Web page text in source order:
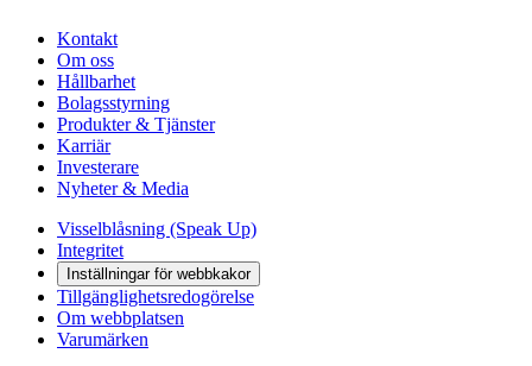
Kontakt
Om oss
Hållbarhet
Bolagsstyrning
Produkter & Tjänster
Karriär
Investerare
Nyheter & Media
Visselblåsning (Speak Up)
Integritet
Inställningar för webbkakor
Tillgänglighetsredogörelse
Om webbplatsen
Varumärken